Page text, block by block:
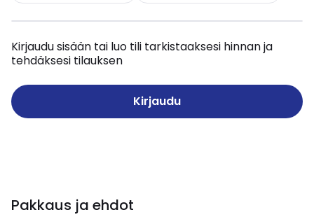
Kirjaudu sisään tai luo tili tarkistaaksesi hinnan ja
tehdäksesi tilauksen
Kirjaudu
Pakkaus ja ehdot